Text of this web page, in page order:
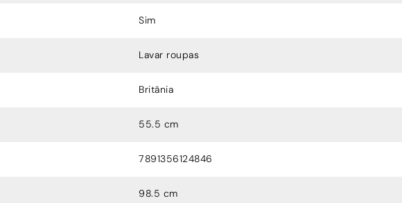
Sim
Lavar roupas
Britânia
55.5 cm
7891356124846
98.5 cm